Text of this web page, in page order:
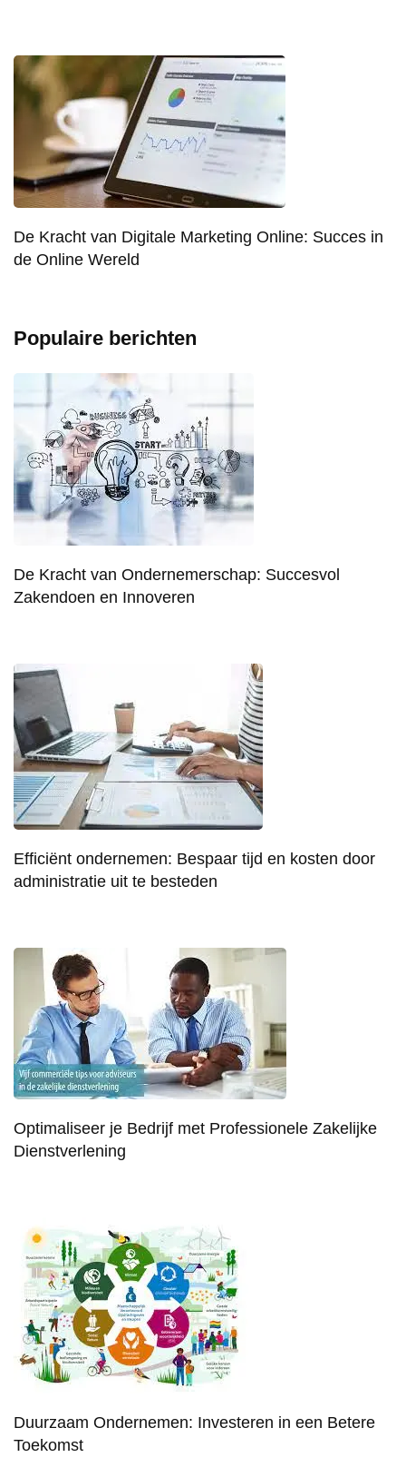
De Kracht van Digitale Marketing Online: Succes in
de Online Wereld
Populaire berichten
De Kracht van Ondernemerschap: Succesvol
Zakendoen en Innoveren
Efficiënt ondernemen: Bespaar tijd en kosten door
administratie uit te besteden
Optimaliseer je Bedrijf met Professionele Zakelijke
Dienstverlening
Duurzaam Ondernemen: Investeren in een Betere
Toekomst